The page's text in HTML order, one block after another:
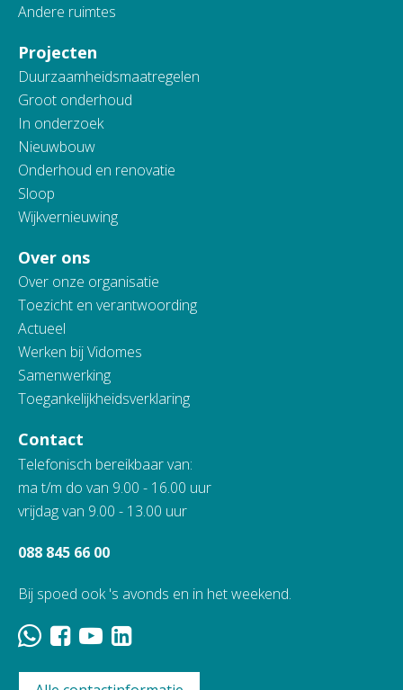
Andere ruimtes
Projecten
Duurzaamheidsmaatregelen
Groot onderhoud
In onderzoek
Nieuwbouw
Onderhoud en renovatie
Sloop
Wijkvernieuwing
Over ons
Over onze organisatie
Toezicht en verantwoording
Actueel
Werken bij Vidomes
Samenwerking
Toegankelijkheidsverklaring
Contact
Telefonisch bereikbaar van:
ma t/m do van 9.00 - 16.00 uur
vrijdag van 9.00 - 13.00 uur
088 845 66 00
Bij spoed ook 's avonds en in het weekend.